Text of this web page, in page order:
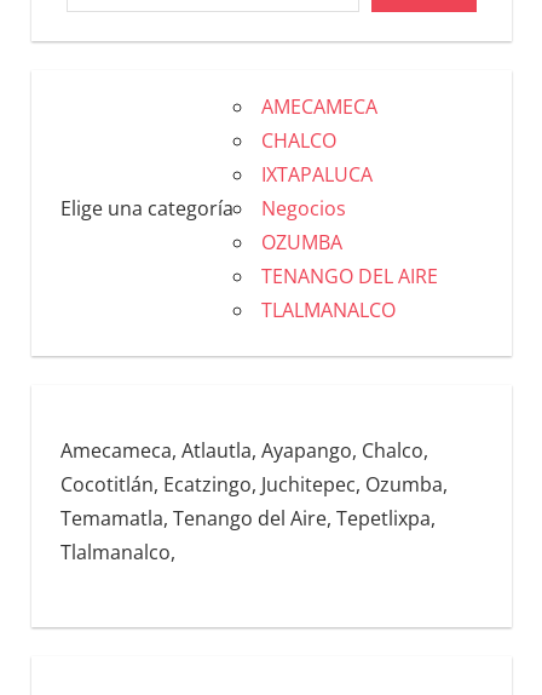
Elige una categoría
AMECAMECA
CHALCO
IXTAPALUCA
Negocios
OZUMBA
TENANGO DEL AIRE
TLALMANALCO
Amecameca, Atlautla, Ayapango, Chalco,
Cocotitlán, Ecatzingo, Juchitepec, Ozumba,
Temamatla, Tenango del Aire, Tepetlixpa,
Tlalmanalco,